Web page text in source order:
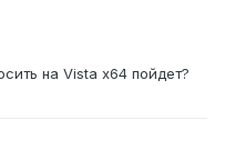
на Vista x64 пойдет?